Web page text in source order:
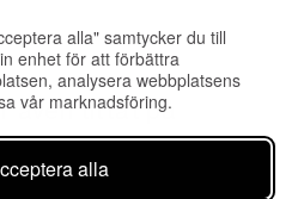
alla" samtycker du till
enhet för att förbättra
analysera webbplatsens
vår marknadsföring.
alla
även tittat på